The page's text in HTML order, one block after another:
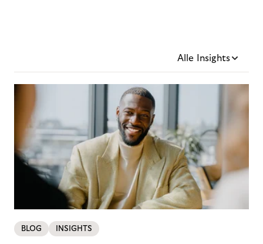
Alle Insights
BLOG INSIGHTS